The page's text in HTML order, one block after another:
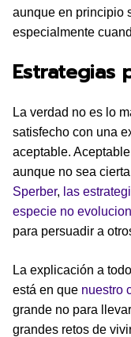
aunque en principio
especialmente
Estrategias
La verdad no es lo
satisfecho con una
aceptable.
aunque no sea
Sperber, las
especie no
para persuadir a
La explicación a
está en que nuestro
grande no para
grandes retos de